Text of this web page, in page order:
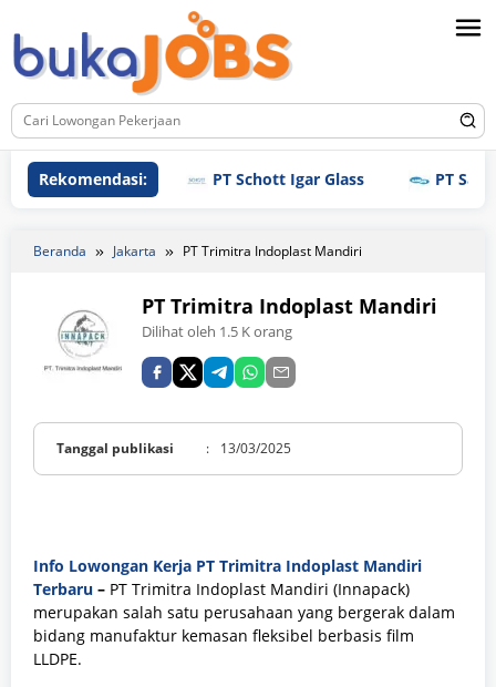
ke
konten
Rekomendasi: PT Schott Igar Glass PT Samjin
Beranda Jakarta PT Trimitra Indoplast Mandiri
PT Trimitra Indoplast Mandiri
Dilihat oleh 1.5 K orang
Tanggal publikasi : 13/03/2025
Info Lowongan Kerja PT Trimitra Indoplast Mandiri
Terbaru – PT Trimitra Indoplast Mandiri (Innapack)
merupakan salah satu perusahaan yang bergerak dalam
bidang manufaktur kemasan fleksibel berbasis film
LLDPE.